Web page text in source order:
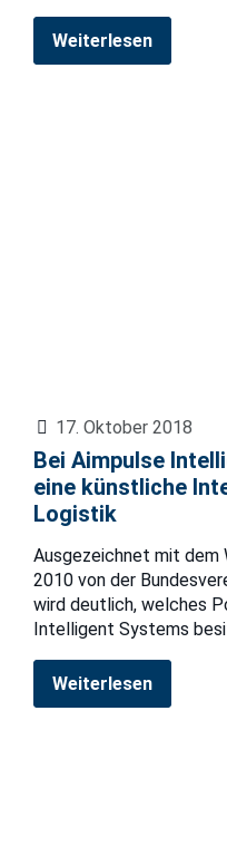
Weiterlesen
17. Oktober 2018
Bei Aimpulse
eine künstliche
Logistik
Ausgezeichnet mit
2010 von der
wird deutlich, welches
Intelligent Systems
Weiterlesen